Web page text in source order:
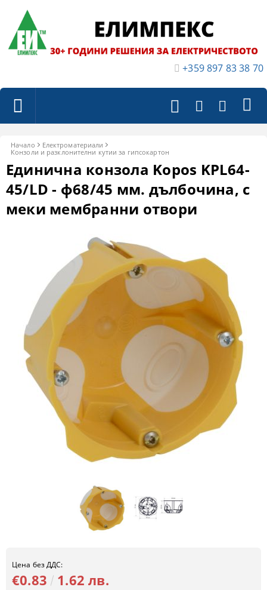
+359 897 83 38 70
Начало
Електроматериали
Конзоли и разклонителни кутии за гипсокартон
Единична конзола Kopos KPL64-
45/LD - ф68/45 мм. дълбочина, с
меки мембранни отвори
Цена без ДДС:
€0.83 1.62 лв.